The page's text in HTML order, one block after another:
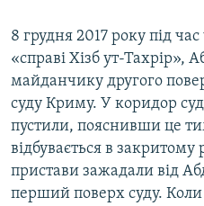
8 грудня 2017 року під
«справі Хізб ут-Тахрір»,
майданчику другого
суду Криму. У коридор
пустили, пояснивши це
відбувається в
пристави зажадали від
перший поверх суду. Коли